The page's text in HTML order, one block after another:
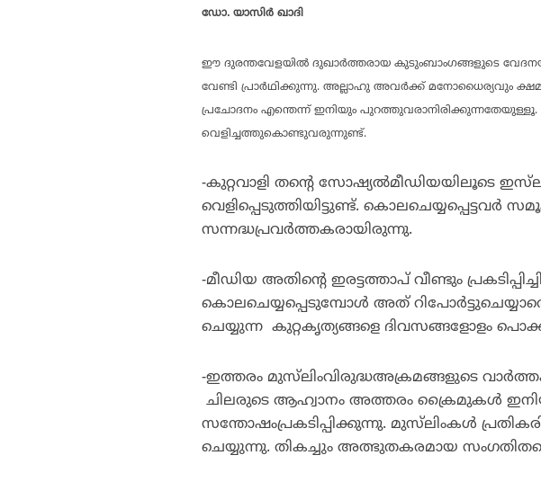
ഡോ. യാസിര്‍ ഖാദി
ഈ ദുരന്തവേളയില്‍ ദുഖാര്‍ത്തരായ കുടുംബാംഗങ്ങളുടെ
വേണ്ടി പ്രാര്‍ഥിക്കുന്നു. അല്ലാഹു അവര്‍ക്ക് മനോധൈര്യവും
പ്രചോദനം എന്തെന്ന് ഇനിയും
വെളിച്ചത്തുകൊണ്ടുവരുന്നുണ്ട്.
-കുറ്റവാളി തന്റെ സോഷ്യല്‍മീഡിയയിലൂടെ
വെളിപ്പെടുത്തിയിട്ടുണ്ട്. കൊലചെയ്യപ്പെട്ടവര്‍
സന്നദ്ധപ്രവര്‍ത്തകരായിരുന്നു.
-മീഡിയ അതിന്റെ ഇരട്ടത്താപ് വീണ്ടും
കൊലചെയ്യപ്പെടുമ്പോള്‍ അത്
ചെയ്യുന്ന കുറ്റകൃത്യങ്ങളെ ദിവസങ്ങളോളം
-ഇത്തരം മുസ്‌ലിംവിരുദ്ധഅക്രമങ്ങളുടെ
ചിലരുടെ ആഹ്വാനം അത്തരം ക്രൈമുകള്‍
സന്തോഷംപ്രകടിപ്പിക്കുന്നു. മുസ്‌ലിംകള്‍
ചെയ്യുന്നു. തികച്ചും അത്ഭുതകരമായ